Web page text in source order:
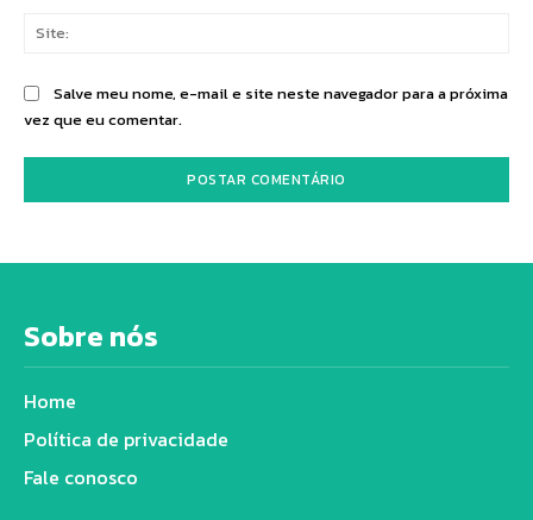
Salve meu nome, e-mail e site neste navegador para a próxima
vez que eu comentar.
Sobre nós
Home
Política de privacidade
Fale conosco